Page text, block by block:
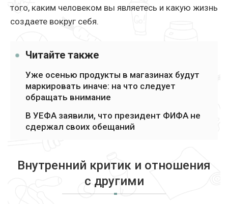
того, каким человеком вы являетесь и какую жизнь
создаете вокруг себя.
Читайте также
Уже осенью продукты в магазинах будут
маркировать иначе: на что следует
обращать внимание
В УЕФА заявили, что президент ФИФА не
сдержал своих обещаний
Внутренний критик и отношения
с другими